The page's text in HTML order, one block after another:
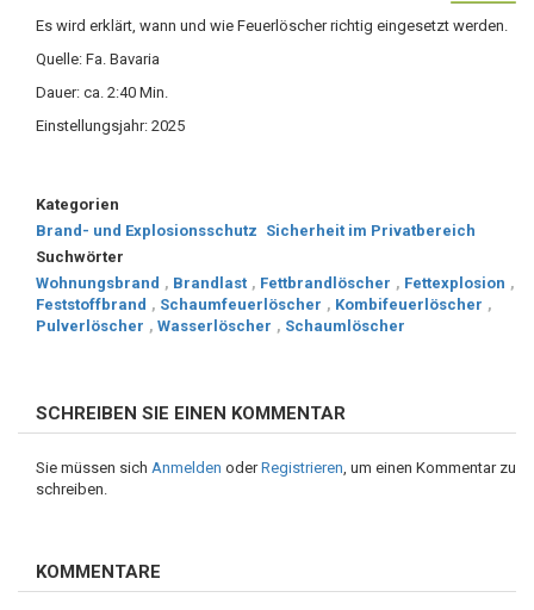
Es wird erklärt, wann und wie Feuerlöscher richtig eingesetzt werden.
Quelle: Fa. Bavaria
Dauer: ca. 2:40 Min.
Einstellungsjahr: 2025
Kategorien
Brand- und Explosionsschutz Sicherheit im Privatbereich
Suchwörter
Wohnungsbrand , Brandlast , Fettbrandlöscher , Fettexplosion ,
Feststoffbrand , Schaumfeuerlöscher , Kombifeuerlöscher ,
Pulverlöscher , Wasserlöscher , Schaumlöscher
SCHREIBEN SIE EINEN KOMMENTAR
Sie müssen sich Anmelden oderRegistrieren , um einen Kommentar zu
schreiben.
KOMMENTARE